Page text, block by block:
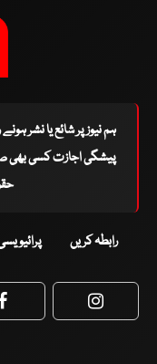
ہم نیوز پر شائع یا نشر
پیشگی اجازت کسی بھی
رابطہ کریں
Facebook